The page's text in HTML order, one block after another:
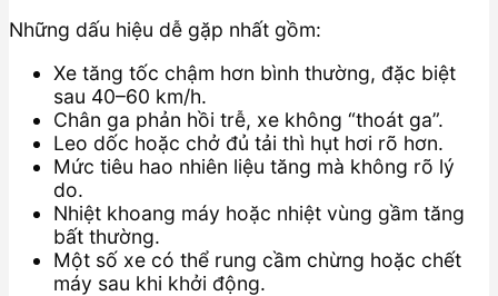
Những dấu hiệu dễ gặp nhất gồm:
Xe tăng tốc chậm hơn bình thường, đặc biệt
sau 40–60 km/h.
Chân ga phản hồi trễ, xe không “thoát ga”.
Leo dốc hoặc chở đủ tải thì hụt hơi rõ hơn.
Mức tiêu hao nhiên liệu tăng mà không rõ lý
do.
Nhiệt khoang máy hoặc nhiệt vùng gầm tăng
bất thường.
Một số xe có thể rung cầm chừng hoặc chết
máy sau khi khởi động.